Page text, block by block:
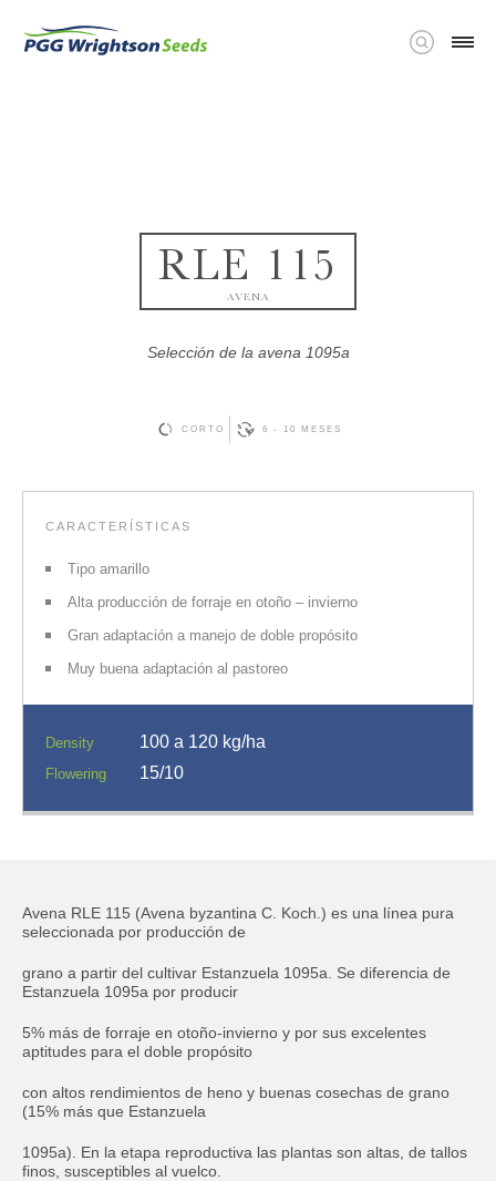
RLE 115
AVENA
Selección de la avena 1095a
CORTO 6 - 10 MESES
CARACTERÍSTICAS
Tipo amarillo
Alta producción de forraje en otoño – invierno
Gran adaptación a manejo de doble propósito
Muy buena adaptación al pastoreo
Density 100 a 120 kg/ha
Flowering 15/10
Avena RLE 115 (Avena byzantina C. Koch.) es una línea pura
seleccionada por producción de
grano a partir del cultivar Estanzuela 1095a. Se diferencia de
Estanzuela 1095a por producir
5% más de forraje en otoño-invierno y por sus excelentes
aptitudes para el doble propósito
con altos rendimientos de heno y buenas cosechas de grano
(15% más que Estanzuela
1095a). En la etapa reproductiva las plantas son altas, de tallos
finos, susceptibles al vuelco.
Enter your information in order to download
file.